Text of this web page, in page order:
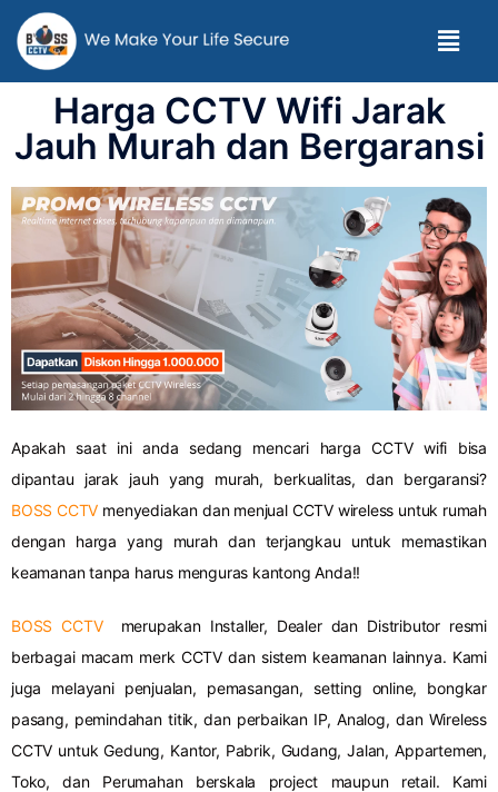
Harga CCTV Wifi Jarak
Jauh Murah dan Bergaransi
Apakah saat ini anda sedang mencari harga CCTV wifi bisa
dipantau jarak jauh yang murah, berkualitas, dan bergaransi?
BOSS CCTV menyediakan dan menjual CCTV wireless untuk rumah
dengan harga yang murah dan terjangkau untuk memastikan
keamanan tanpa harus menguras kantong Anda!!
BOSS CCTVmerupakan Installer, Dealer dan Distributor resmi
berbagai macam merk CCTV dan sistem keamanan lainnya. Kami
juga melayani penjualan, pemasangan, setting online, bongkar
pasang, pemindahan titik, dan perbaikan IP, Analog, dan Wireless
CCTV untuk Gedung, Kantor, Pabrik, Gudang, Jalan, Appartemen,
Toko, dan Perumahan berskala project maupun retail. Kami